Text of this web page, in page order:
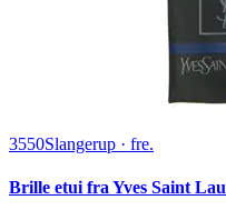
3550Slangerup · fre.
Brille etui fra Yves Saint